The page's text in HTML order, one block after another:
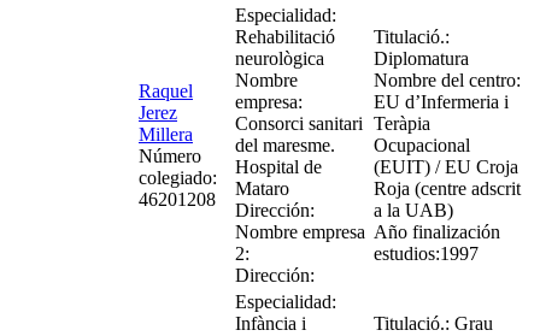
Raquel
Jerez
Millera
Número
colegiado:
46201208
Especialidad:
Rehabilitació
neurològica
Nombre
empresa:
Consorci sanitari
del maresme.
Hospital de
Mataro
Dirección:
Nombre empresa
2:
Dirección:
Titulació.:
Diplomatura
Nombre del centro:
EU d’Infermeria i
Teràpia
Ocupacional
(EUIT) / EU Croja
Roja (centre adscrit
a la UAB)
Año finalización
estudios:1997
Especialidad:
Infància i
Titulació.: Grau